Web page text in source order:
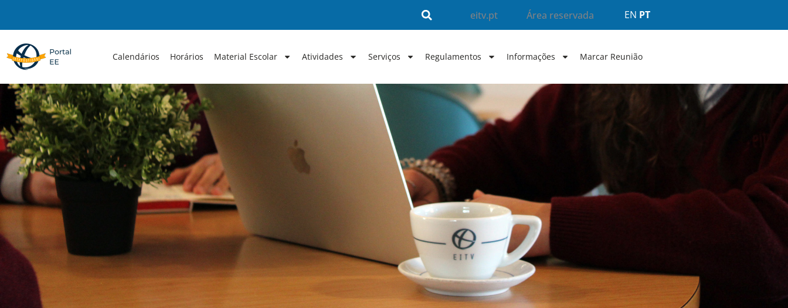
content
eitv.pt Área reservada EN PT
Calendários Horários Material Escolar Atividades Serviços Regulamentos Informações Marcar Reunião